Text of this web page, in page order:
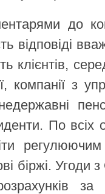
до
відповіді
клієнтів,
компанії з
По всіх
біржі. Угоди